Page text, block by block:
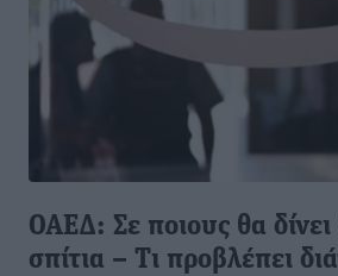
ΟΑΕΔ: Σε ποιους θα
σπίτια – Τι προβλέπει